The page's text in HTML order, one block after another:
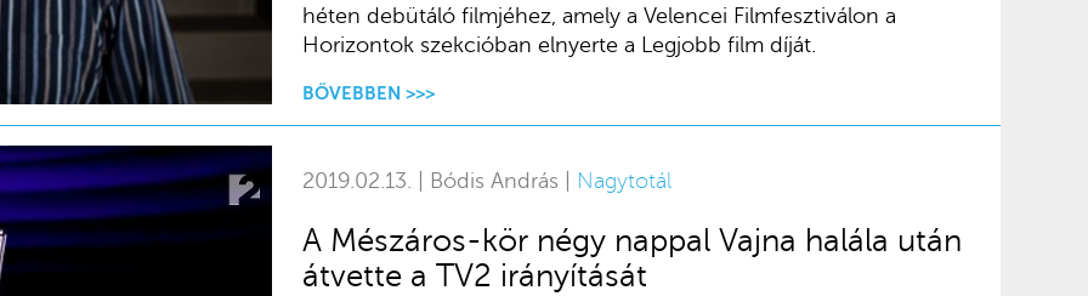
héten debütáló filmjéhez, amely a Velencei Filmfesztiválon a
Horizontok szekcióban elnyerte a Legjobb film díját.
BŐVEBBEN >>>
2019.02.13. | Bódis András | Nagytotál
A Mészáros-kör négy nappal Vajna halála után
átvette a TV2 irányítását